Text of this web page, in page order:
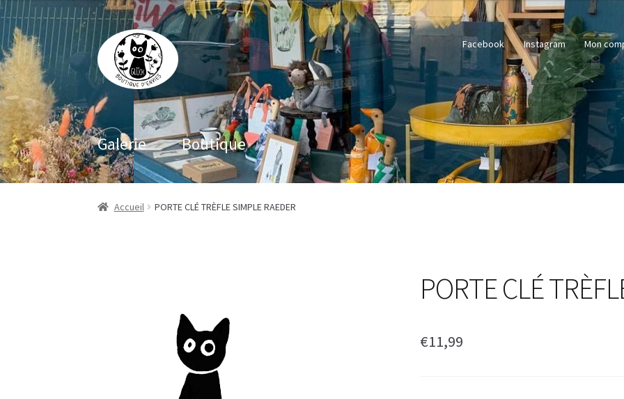
Aller
à
la
navigation
Aller
au
contenu
Facebook Instagram Mon
Galerie Boutique
Accueil PORTE CLÉ TRÈFLE SIMPLE RAEDER
PORTE CLÉ
€11,99